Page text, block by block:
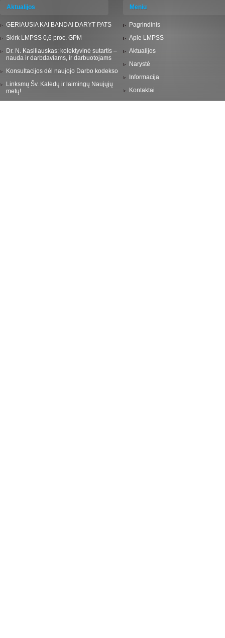
Aktualijos
GERIAUSIA KAI BANDAI DARYT PATS
Skirk LMPSS 0,6 proc. GPM
Dr. N. Kasiliauskas: kolektyvinė sutartis –
nauda ir darbdaviams, ir darbuotojams
Konsultacijos dėl naujojo Darbo kodekso
Linksmų Šv. Kalėdų ir laimingų Naujųjų
metų!
Meniu
Pagrindinis
Apie LMPSS
Aktualijos
Narystė
Informacija
Kontaktai